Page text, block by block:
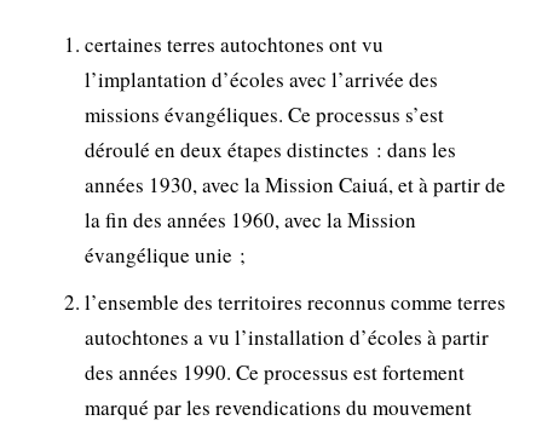
certaines terres autochtones ont vu
l’implantation d’écoles avec l’arrivée des
missions évangéliques. Ce processus s’est
déroulé en deux étapes distinctes : dans les
années 1930, avec la Mission Caiuá, et à partir de
la fin des années 1960, avec la Mission
évangélique unie ;
l’ensemble des territoires reconnus comme terres
autochtones a vu l’installation d’écoles à partir
des années 1990. Ce processus est fortement
marqué par les revendications du mouvement